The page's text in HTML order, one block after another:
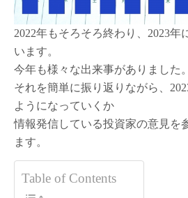
に
て
は
2022年もそろそろ終わり、2023年
います。
今年も様々な出来事がありました。
それを簡単に振り返りながら、
ようになっていくか
情報発信している投資家の意見を
ます。
Table of Contents